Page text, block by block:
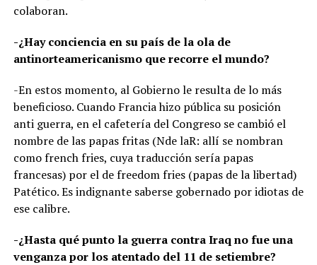
colaboran.
-¿Hay conciencia en su país de la ola de
antinorteamericanismo que recorre el mundo?
-En estos momento, al Gobierno le resulta de lo más
beneficioso. Cuando Francia hizo pública su posición
anti guerra, en el cafetería del Congreso se cambió el
nombre de las papas fritas (Nde laR: allí se nombran
como french fries, cuya traducción sería papas
francesas) por el de freedom fries (papas de la libertad)
Patético. Es indignante saberse gobernado por idiotas de
ese calibre.
-¿Hasta qué punto la guerra contra Iraq no fue una
venganza por los atentado del 11 de setiembre?